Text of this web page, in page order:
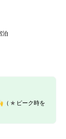
泊
（*ピーク時を